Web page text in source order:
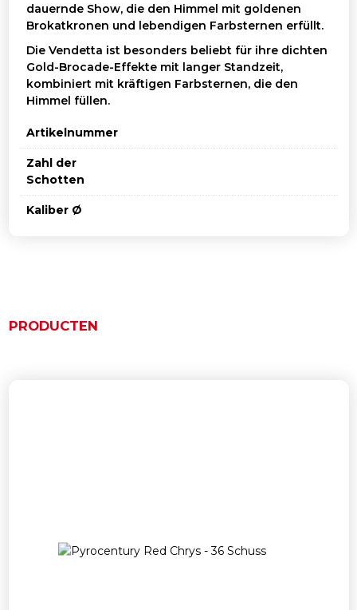
dauernde Show, die den Himmel mit goldenen
Brokatkronen und lebendigen Farbsternen erfüllt.
Die Vendetta ist besonders beliebt für ihre dichten
Gold-Brocade-Effekte mit langer Standzeit,
kombiniert mit kräftigen Farbsternen, die den
Himmel füllen.
Artikelnummer
Zahl der
Schotten
Kaliber Ø
PRODUCTEN